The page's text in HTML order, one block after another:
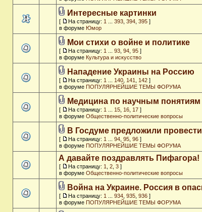
Интересные картинки
[ На страницу: 1 393 394 395 ]
в форуме Юмор
Мои стихи о войне и политике
[ На страницу: 1 93 94 95 ]
в форуме Культура и искусство
Нападение Украины на Россию
[ На страницу: 1 140 141 142 ]
в форуме ПОПУЛЯРНЕЙШИЕ ТЕМЫ ФОРУМА
Медицина по научным понятиям
[ На страницу: 1 15 16 17 ]
в форуме Общественно-политические вопросы
В Госдуме предложили
[ На страницу: 1 94 95 96 ]
в форуме ПОПУЛЯРНЕЙШИЕ ТЕМЫ ФОРУМА
А давайте поздравлять Пифагора!
[ На страницу: 1 2 3 ]
в форуме Общественно-политические вопросы
Война на Украине. Россия в
[ На страницу: 1 934 935 936 ]
в форуме ПОПУЛЯРНЕЙШИЕ ТЕМЫ ФОРУМА